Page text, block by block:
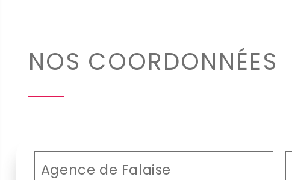
NOS COORDONNÉES
Agence de Falaise